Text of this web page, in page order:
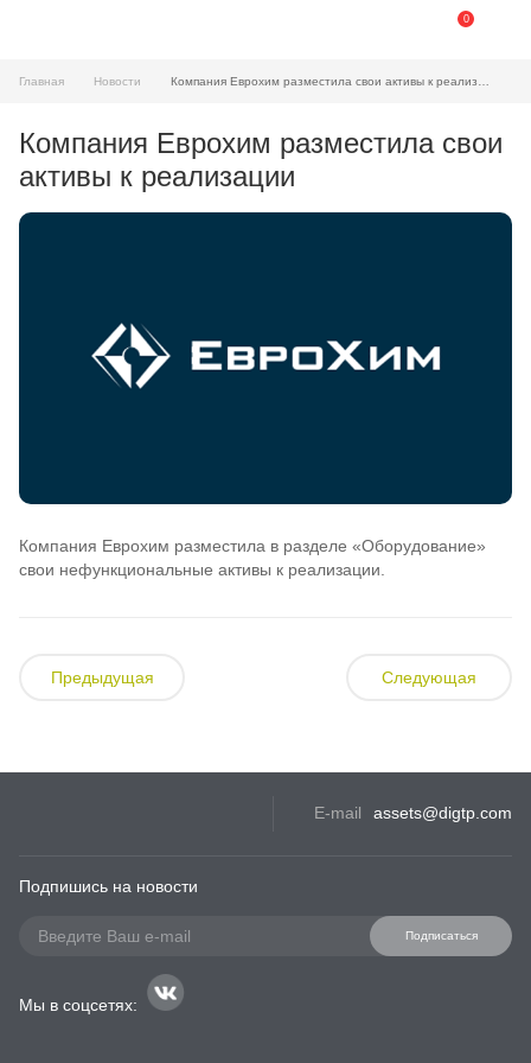
0
Главная Новости
Компания Еврохим разместила свои
активы к реализации
Компания Еврохим разместила в разделе «Оборудование»
свои нефункциональные активы к реализации.
Предыдущая Следующая
E-mail assets@digtp.com
Подпишись на новости
Подписаться
Мы в соцсетях: